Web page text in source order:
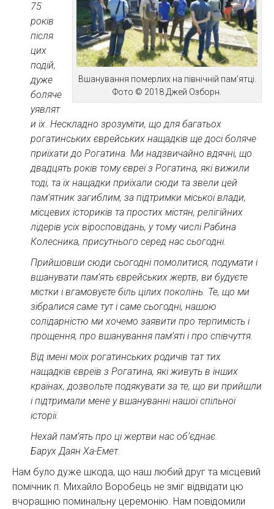
Вшанування померлих на північній пам’ятці.
Фото © 2018 Джей Озборн.
75
років
після
цих
подій,
дуже
боляче
уявлят
и їх. Нескладно зрозуміти, що для багатьох
рогатинських єврейських нащадків ще досі боляче
приїхати до Рогатина. Ми надзвичайно вдячні, що
двадцять років тому євреї з Рогатина, які вижили
тоді, та їх нащадки приїхали сюди та звели цей
пам’ятник загиблим, за підтримки міської влади,
місцевих істориків та простих містян, релігійних
лідерів усіх віросповідань, у тому числі Рабина
Колесника, присутнього серед нас сьогодні.
Прийшовши сюди сьогодні помолитися, подумати і
вшанувати пам’ять єврейських жертв, ви будуєте
містки і вгамовуєте біль цілих поколінь. Те, що ми
зібралися саме тут і саме сьогодні, нашою
солідарністю ми хочемо заявити про терпимість і
прощення, про вшанування пам’яті і про співчуття.
Від імені моїх рогатинських родичів тат тих
нащадків євреїв з Рогатина, які живуть в інших
країнах, дозвольте подякувати за те, що ви прийшли
і підтримали мене у вшануванні нашої спільної
історії.
Нехай пам’ять про ці жертви нас об’єднає.
Барух Даян Ха-Емет.
Нам було дуже шкода, що наш любий друг та місцевий
помічник п. Михайло Воробець не зміг відвідати цю
вчорашню поминальну церемонію. Нам повідомили